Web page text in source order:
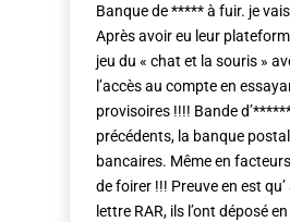
Banque de ***** à fuir. je
Après avoir eu leur
jeu du « chat et la souris »
l’accès au compte en
provisoires !!!! Bande
précédents, la banque
bancaires. Même en
de foirer !!! Preuve en est
lettre RAR, ils l’ont déposé